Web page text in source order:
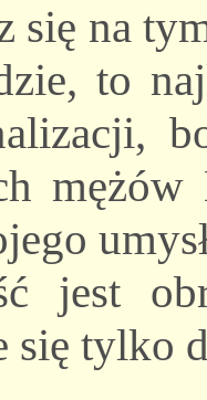
się na
to
jest
się tylko